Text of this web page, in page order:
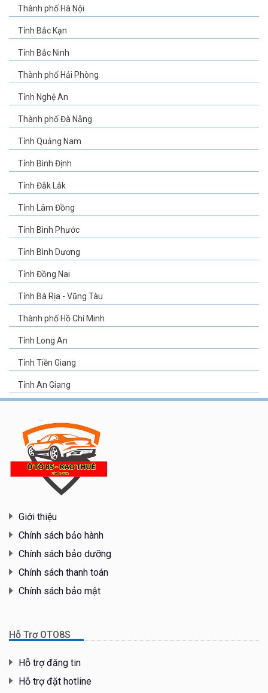
Thành phố Hà Nội
Tỉnh Bắc Kạn
Tỉnh Bắc Ninh
Thành phố Hải Phòng
Tỉnh Nghệ An
Thành phố Đà Nẵng
Tỉnh Quảng Nam
Tỉnh Bình Định
Tỉnh Đắk Lắk
Tỉnh Lâm Đồng
Tỉnh Bình Phước
Tỉnh Bình Dương
Tỉnh Đồng Nai
Tỉnh Bà Rịa - Vũng Tàu
Thành phố Hồ Chí Minh
Tỉnh Long An
Tỉnh Tiền Giang
Tỉnh An Giang
Giới thiệu
Chính sách bảo hành
Chính sách bảo dưỡng
Chính sách thanh toán
Chính sách bảo mật
Hỗ Trợ OTO8S
Hỗ trợ đăng tin
Hỗ trợ đặt hotline